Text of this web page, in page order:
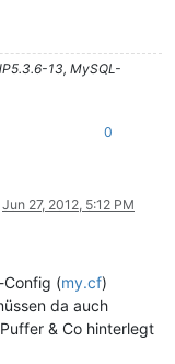
13, MySQL-
0
Jun 27, 2012, 5:12 PM
Config (my.cf)
da auch
& Co hinterlegt